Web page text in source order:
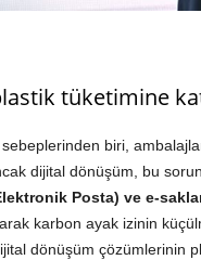
tüketimine
sebeplerinden biri,
dijital dönüşüm, bu
Posta) ve e-
karbon ayak izinin
dönüşüm çözümlerinin